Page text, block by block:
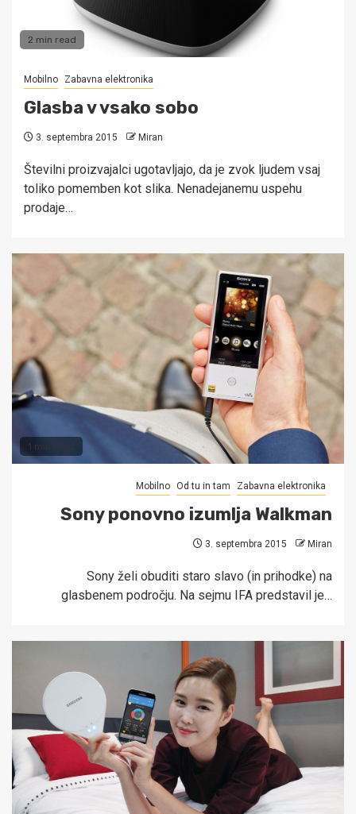
2 min read
Mobilno Zabavna elektronika
Glasba v vsako sobo
3. septembra 2015 Miran
Številni proizvajalci ugotavljajo, da je zvok ljudem vsaj
toliko pomemben kot slika. Nenadejanemu uspehu
prodaje…
1 min read
Mobilno Od tu in tam Zabavna elektronika
Sony ponovno izumlja Walkman
3. septembra 2015 Miran
Sony želi obuditi staro slavo (in prihodke) na
glasbenem področju. Na sejmu IFA predstavil je…